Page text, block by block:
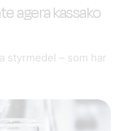
agera kassako
styrmedel – som har